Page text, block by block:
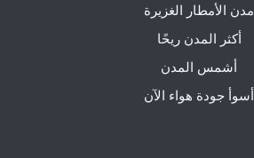
مدن الأمطار الغزيرة
أكثر المدن ريحًا
أشمس المدن
أسوأ جودة هواء الآن